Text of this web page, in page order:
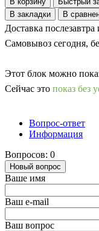
В закладки
В
Доставка
Самовывоз сегодня,
Этот блок можно
Сейчас это показ без
Вопрос-ответ
Информация
Вопросов: 0
Новый вопрос
Ваше имя
Ваш e-mail
Ваш вопрос